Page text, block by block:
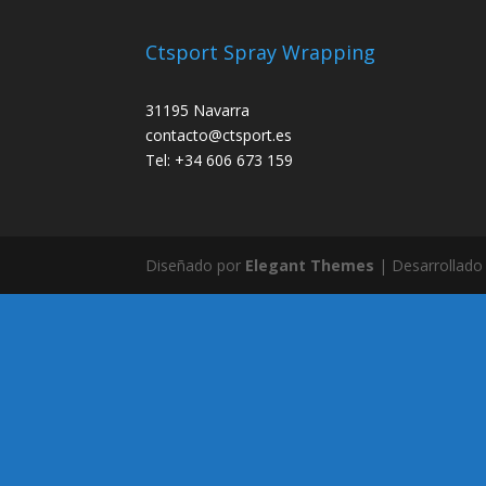
Ctsport Spray Wrapping
31195 Navarra
contacto@ctsport.es
Tel: +34 606 673 159
Diseñado por Elegant Themes |